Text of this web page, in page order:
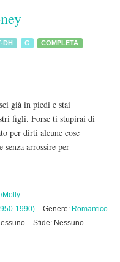
DH G COMPLETA
già in piedi e stai
figli. Forse ti stupirai di
per dirti alcune cose
arrossire per
Molly
1990) Genere: Romantico
Sfide: Nessuno